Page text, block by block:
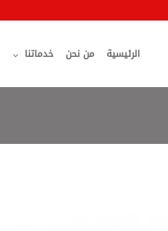
الرئيسية من نحن خدماتنا